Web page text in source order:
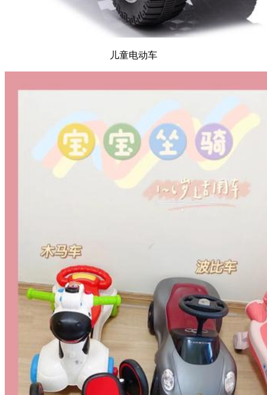
儿童电动车